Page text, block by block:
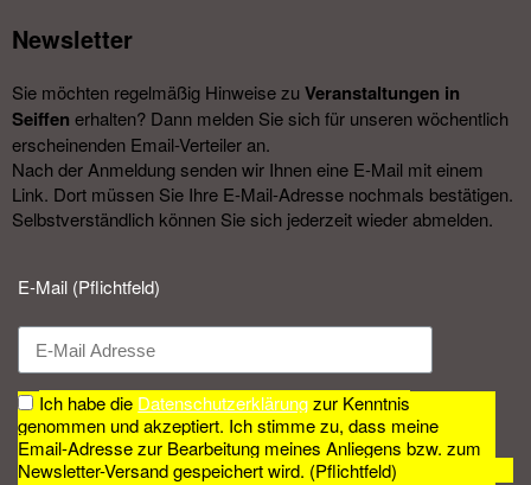
Newsletter​
Sie möchten regelmäßig Hinweise zu Veranstal­tungen in
Seiffen erhalten? Dann melden Sie sich für unseren wöchentlich
erscheinenden Email-Verteiler an.
Nach der Anmeldung senden wir Ihnen eine E-Mail mit einem
Link. Dort müssen Sie Ihre E-Mail-Adresse nochmals bestätigen.
Selbstverständlich können Sie sich jederzeit wieder abmelden.​
E-Mail (Pflichtfeld)
Ich habe die Datenschutzerklärungzur Kenntnis
genommen und akzeptiert. Ich stimme zu, dass meine
Email-Adresse zur Bearbeitung meines Anliegens bzw. zum
Newsletter-Versand gespeichert wird. (Pflichtfeld)